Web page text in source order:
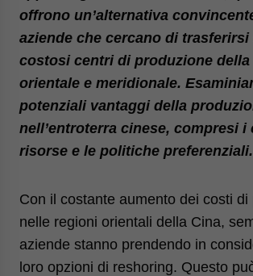
offrono un’alternativa
aziende che cercano di trasferirsi
costosi centri di produzione della
orientale e meridionale.
potenziali vantaggi della
nell’entroterra cinese, compresi i
risorse e le politiche preferenziali.
Con il costante aumento dei costi di
nelle regioni orientali della Cina,
aziende stanno prendendo in
loro opzioni di reshoring. Questo
Yes, I have read the Privacy Policy
website. Please send me business news and updates
for Asia!